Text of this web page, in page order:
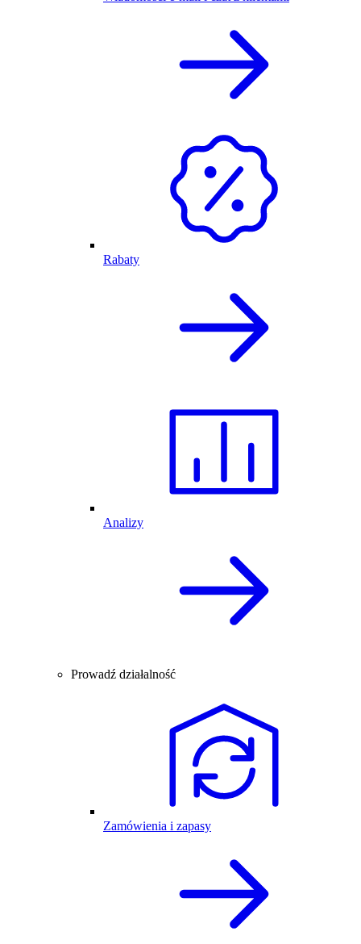
Rabaty
Analizy
Prowadź działalność
Zamówienia i zapasy